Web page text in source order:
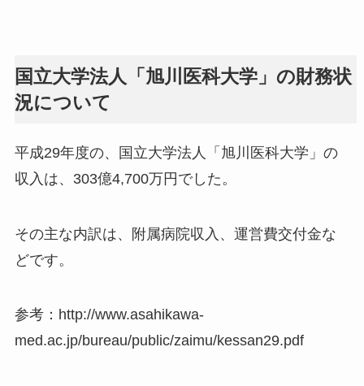
国立大学法人「旭川医科大学」の財務状
況について
平成29年度の、国立大学法人「旭川医科大学」の
収入は、303億4,700万円でした。
その主な内訳は、附属病院収入、運営費交付金な
どです。
参考：http://www.asahikawa-
med.ac.jp/bureau/public/zaimu/kessan29.pdf